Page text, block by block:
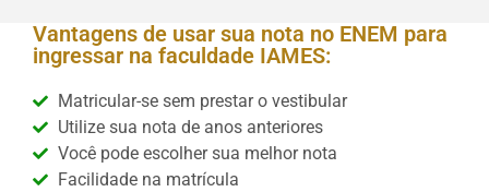
Vantagens de usar sua nota no ENEM para
ingressar na faculdade IAMES:
Matricular-se sem prestar o vestibular
Utilize sua nota de anos anteriores
Você pode escolher sua melhor nota
Facilidade na matrícula